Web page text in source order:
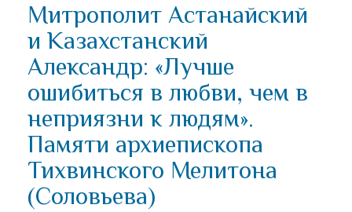
Митрополит Астанайский
и Казахстанский
Александр: «Лучше
ошибиться в любви, чем в
неприязни к людям».
Памяти архиепископа
Тихвинского Мелитона
(Соловьева)